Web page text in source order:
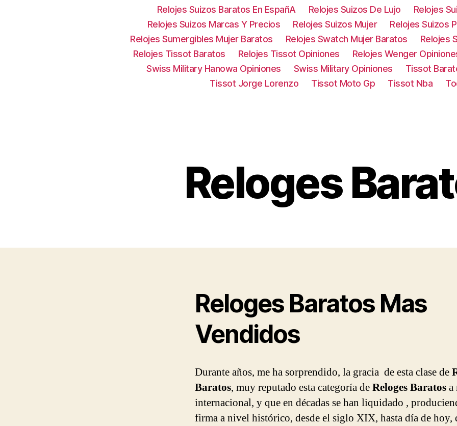
Relojes Suizos Baratos En EspañA
Relojes Suizos De Lujo
Relojes
Relojes Suizos Marcas Y Precios
Relojes Suizos Mujer
Relojes Suizos
Relojes Sumergibles Mujer Baratos
Relojes Swatch Mujer Baratos
Relojes
Relojes Tissot Baratos
Relojes Tissot Opiniones
Relojes Wenger
Swiss Military Hanowa Opiniones
Swiss Military Opiniones
Tissot
Tissot Jorge Lorenzo
Tissot Moto Gp Tissot Nba
Reloges
Reloges Baratos Mas
Vendidos
Durante años, me ha sorprendido, la gracia de esta clase de
Baratos, muy reputado esta categoría deReloges Baratosa
internacional, y que en décadas se han liquidado ,
firma a nivel histórico, desde el siglo XIX, hasta día de hoy,